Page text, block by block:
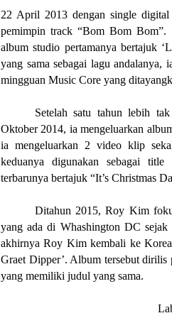
22 April 2013 dengan single digital
pemimpin track “Bom Bom
album studio pertamanya bertajuk
yang sama sebagai lagu andalanya,
mingguan Music Core yang
Setelah satu tahun lebih
Oktober 2014, ia mengeluarkan
ia mengeluarkan 2 video klip
keduanya digunakan sebagai
terbarunya bertajuk “It’s Christmas
Ditahun 2015, Roy Kim
yang ada di Whashington DC sejak
akhirnya Roy Kim kembali ke
Graet Dipper’. Album tersebut dirilis
yang memiliki judul yang sama.